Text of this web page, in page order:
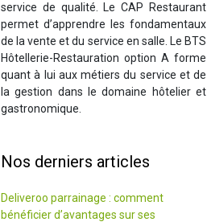
service de qualité. Le CAP Restaurant
permet d’apprendre les fondamentaux
de la vente et du service en salle. Le BTS
Hôtellerie-Restauration option A forme
quant à lui aux métiers du service et de
la gestion dans le domaine hôtelier et
gastronomique.
Nos derniers articles
Deliveroo parrainage : comment
bénéficier d’avantages sur ses